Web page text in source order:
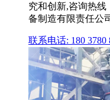
究和创新,咨询热
备制造有限责任公
联系电话: 180 3780